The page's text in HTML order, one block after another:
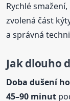
Rychlé
zvolená část
a správná
Jak dlouho
Doba dušení
45–90 minut